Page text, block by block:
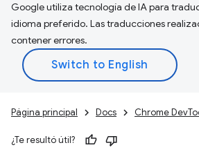
Google utiliza tecnología de IA para
idioma preferido. Las traducciones
contener errores.
Página principal Docs Chrome
¿Te resultó útil?